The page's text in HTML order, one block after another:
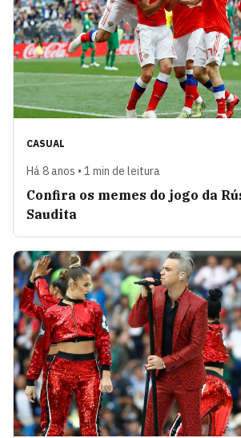
CASUAL
Há 8 anos • 1 min de leitura
Confira os memes do jogo da
Saudita